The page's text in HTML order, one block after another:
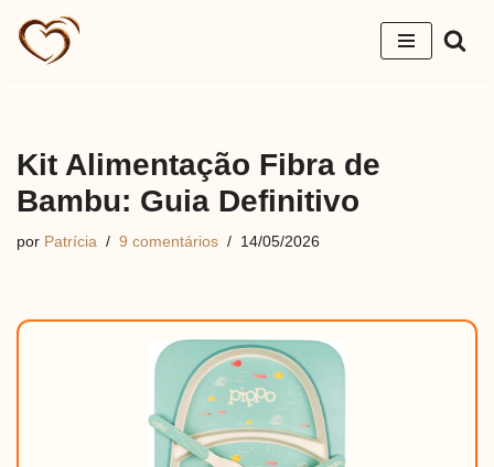
Pular
Kit Alimentação Fibra de
Bambu: Guia Definitivo
por Patrícia 9 comentários 14/05/2026